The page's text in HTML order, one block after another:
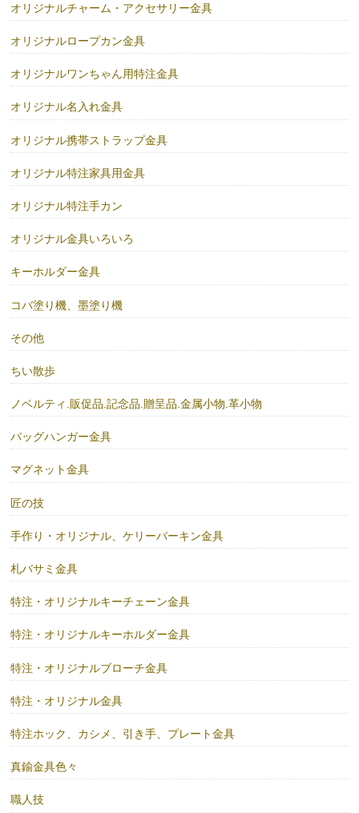
オリジナルチャーム・アクセサリー金具
オリジナルロープカン金具
オリジナルワンちゃん用特注金具
オリジナル名入れ金具
オリジナル携帯ストラップ金具
オリジナル特注家具用金具
オリジナル特注手カン
オリジナル金具いろいろ
キーホルダー金具
コバ塗り機、墨塗り機
その他
ちい散歩
ノベルティ.販促品.記念品.贈呈品.金属小物.革小物
バッグハンガー金具
マグネット金具
匠の技
手作り・オリジナル、ケリーバーキン金具
札バサミ金具
特注・オリジナルキーチェーン金具
特注・オリジナルキーホルダー金具
特注・オリジナルブローチ金具
特注・オリジナル金具
特注ホック、カシメ、引き手、プレート金具
真鍮金具色々
職人技